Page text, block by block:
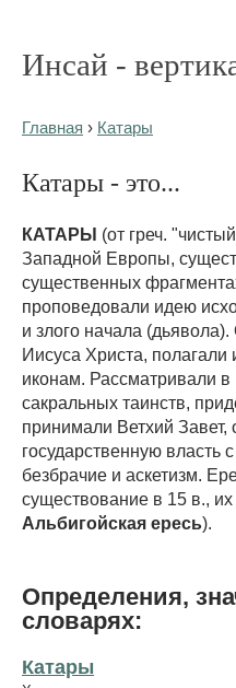
Инсай -
Главная › Катары
Катары - это...
КАТАРЫ (от греч.
Западной Европы,
существенных
проповедовали идею
и злого начала
Иисуса Христа,
иконам. Рассматривали
сакральных таинств,
принимали Ветхий Завет,
государственную власть
безбрачие и аскетизм.
существование в 15 в.,
Альбигойская ересь).
Определения,
словарях:
Катары